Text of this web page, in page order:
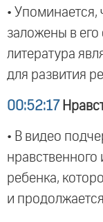
• Упоминается,
заложены в его
литература
для развития
00:52:17
• В видео
нравственного
ребенка,
и